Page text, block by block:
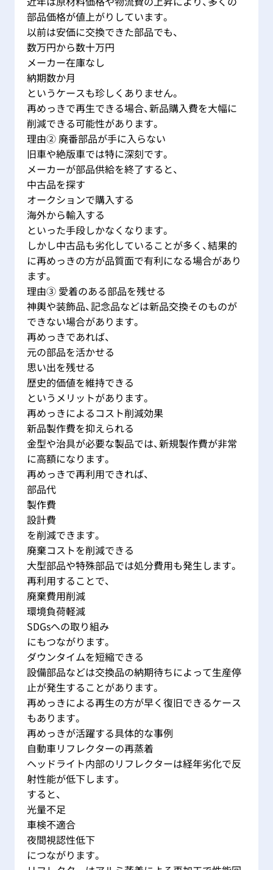
部品価格が値上がりしています。
以前は安価に交換できた部品でも、
数万円から数十万円
メーカー在庫なし
納期数か月
というケースも珍しくありません。
再めっきで再生できる場合、新品購入費を大幅に
削減できる可能性があります。
理由② 廃番部品が手に入らない
旧車や絶版車では特に深刻です。
メーカーが部品供給を終了すると、
中古品を探す
オークションで購入する
海外から輸入する
といった手段しかなくなります。
しかし中古品も劣化していることが多く、結果的
に再めっきの方が品質面で有利になる場合があり
ます。
理由③ 愛着のある部品を残せる
神輿や装飾品、記念品などは新品交換そのものが
できない場合があります。
再めっきであれば、
元の部品を活かせる
思い出を残せる
歴史的価値を維持できる
というメリットがあります。
再めっきによるコスト削減効果
新品製作費を抑えられる
金型や治具が必要な製品では、新規製作費が非常
に高額になります。
再めっきで再利用できれば、
部品代
製作費
設計費
を削減できます。
廃棄コストを削減できる
大型部品や特殊部品では処分費用も発生します。
再利用することで、
廃棄費用削減
環境負荷軽減
SDGsへの取り組み
にもつながります。
ダウンタイムを短縮できる
設備部品などは交換品の納期待ちによって生産停
止が発生することがあります。
再めっきによる再生の方が早く復旧できるケース
もあります。
再めっきが活躍する具体的な事例
自動車リフレクターの再蒸着
ヘッドライト内部のリフレクターは経年劣化で反
射性能が低下します。
すると、
光量不足
車検不適合
夜間視認性低下
につながります。